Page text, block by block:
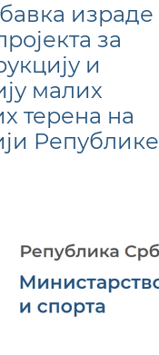
израде
за
и
малих
терена на
Републике